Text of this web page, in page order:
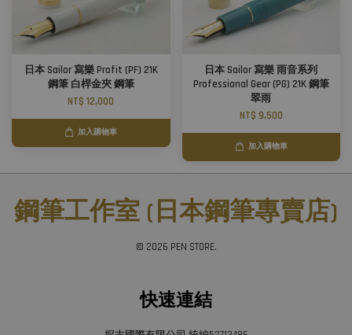
日本 Sailor 寫樂 Profit (PF) 21K
鋼筆 白桿金夾 鋼筆
NT$ 12,000
加入購物車
日本 Sailor 寫樂 雨音系列
Professional Gear (PG) 21K 鋼筆
翠雨
NT$ 9,500
加入購物車
鋼筆工作室 (日本鋼筆專賣店)
© 2026 PEN STORE.
快速連結